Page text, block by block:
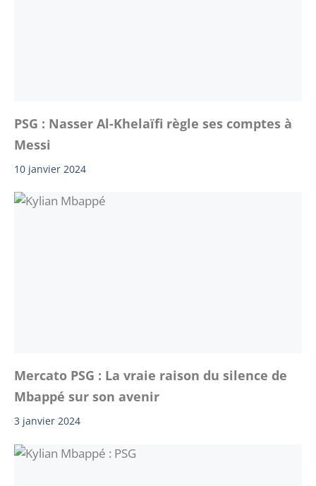
PSG : Nasser Al-Khelaïfi règle ses comptes à
Messi
10 janvier 2024
Mercato PSG : La vraie raison du silence de
Mbappé sur son avenir
3 janvier 2024